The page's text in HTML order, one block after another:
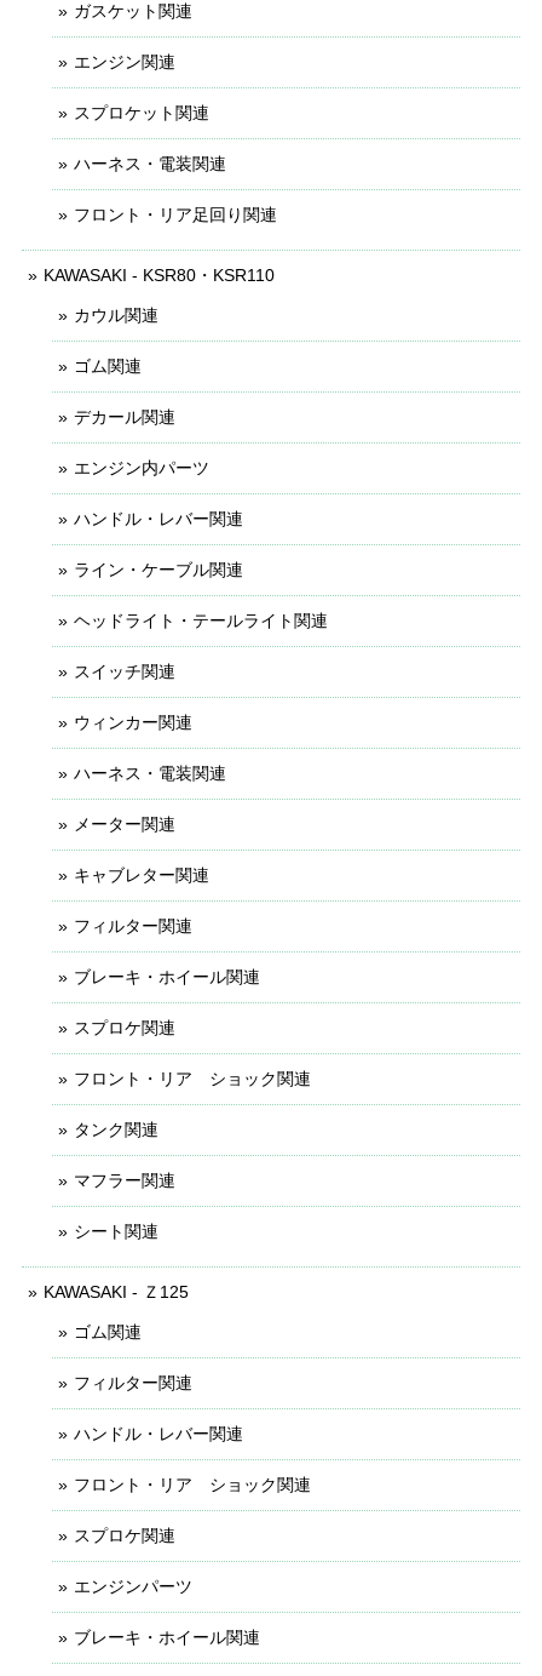
ガスケット関連
エンジン関連
スプロケット関連
ハーネス・電装関連
フロント・リア足回り関連
KAWASAKI - KSR80・KSR110
カウル関連
ゴム関連
デカール関連
エンジン内パーツ
ハンドル・レバー関連
ライン・ケーブル関連
ヘッドライト・テールライト関連
スイッチ関連
ウィンカー関連
ハーネス・電装関連
メーター関連
キャブレター関連
フィルター関連
ブレーキ・ホイール関連
スプロケ関連
フロント・リア ショック関連
タンク関連
マフラー関連
シート関連
KAWASAKI - Ｚ125
ゴム関連
フィルター関連
ハンドル・レバー関連
フロント・リア ショック関連
スプロケ関連
エンジンパーツ
ブレーキ・ホイール関連